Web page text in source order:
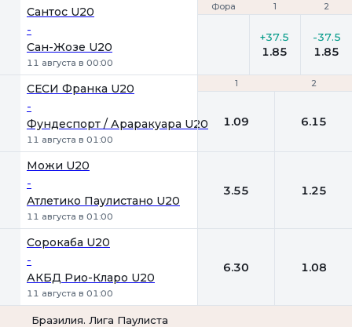
Фора 1 2
Сантос U20
-
Сан-Жозе U20
11 августа в 00:00
Фора 1 2
+37.5
1.85
-37.5
1.85
1 2
СЕСИ Франка U20
-
Фундеспорт / Араракуара U20
11 августа в 01:00
1 2
1.09 6.15
Можи U20
-
Атлетико Паулистано U20
11 августа в 01:00
3.55 1.25
Сорокаба U20
-
АКБД Рио-Кларо U20
11 августа в 01:00
6.30 1.08
Бразилия. Лига Паулиста